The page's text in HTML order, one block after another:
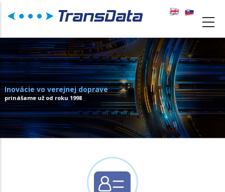
na
obsah
NAVIGATION
Inovácie vo verejnej doprave
prinášame už od roku 1998